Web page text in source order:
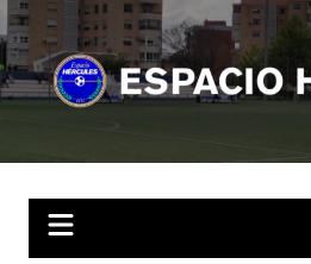
Saltar
al
contenido